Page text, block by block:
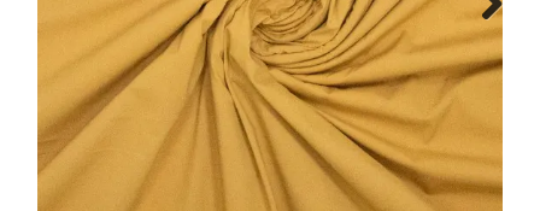
Cadeaubon
Solden
Next